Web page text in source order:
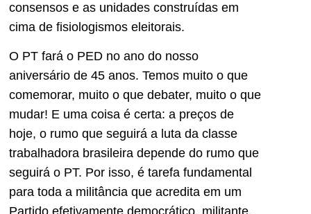
consensos e as unidades construídas em
cima de fisiologismos eleitorais.
O PT fará o PED no ano do nosso
aniversário de 45 anos. Temos muito o que
comemorar, muito o que debater, muito o que
mudar! E uma coisa é certa: a preços de
hoje, o rumo que seguirá a luta da classe
trabalhadora brasileira depende do rumo que
seguirá o PT. Por isso, é tarefa fundamental
para toda a militância que acredita em um